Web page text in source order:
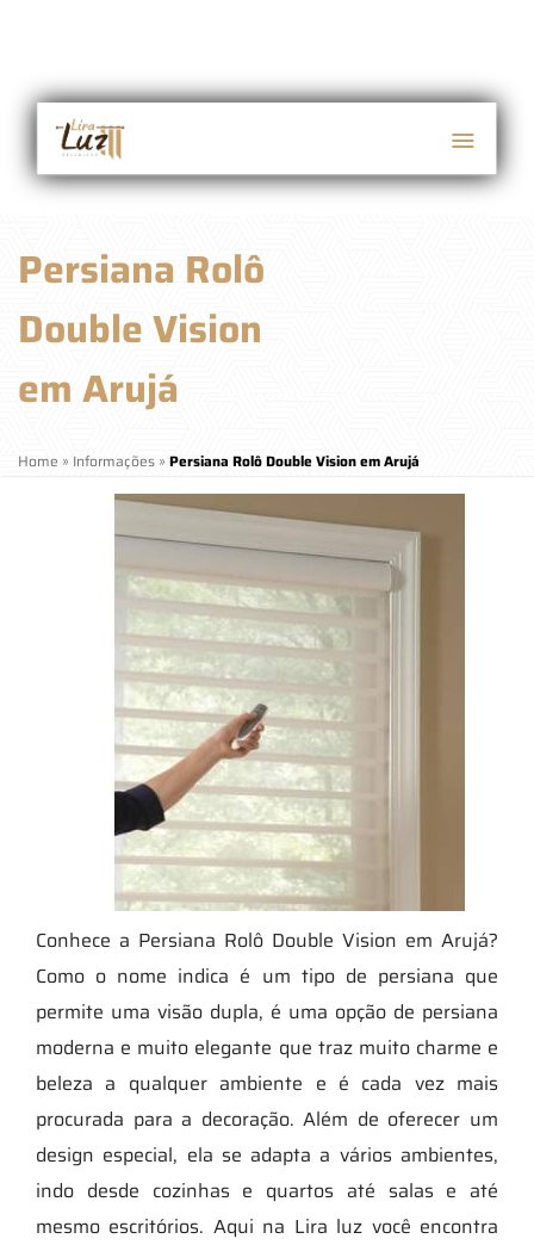
Persiana Rolô
Double Vision
em Arujá
Home » Informações » Persiana Rolô Double Vision em Arujá
Conhece a Persiana Rolô Double Vision em Arujá?
Como o nome indica é um tipo de persiana que
permite uma visão dupla, é uma opção de persiana
moderna e muito elegante que traz muito charme e
beleza a qualquer ambiente e é cada vez mais
procurada para a decoração. Além de oferecer um
design especial, ela se adapta a vários ambientes,
indo desde cozinhas e quartos até salas e até
mesmo escritórios. Aqui na Lira luz você encontra